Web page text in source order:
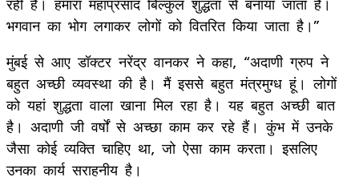
भगवान का भोग लगाकर लोगों को वितरित किया जाता है।”
मुंबई से आए डॉक्टर नरेंद्र वानकर ने कहा, “अदाणी ग्रुप ने
बहुत अच्छी व्यवस्था की है। मैं इससे बहुत मंत्रमुग्ध हूं। लोगों
को यहां शुद्धता वाला खाना मिल रहा है। यह बहुत अच्छी बात
है। अदाणी जी वर्षों से अच्छा काम कर रहे हैं। कुंभ में उनके
जैसा कोई व्यक्ति चाहिए था, जो ऐसा काम करता। इसलिए
उनका कार्य सराहनीय है।